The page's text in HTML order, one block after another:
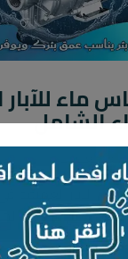
ماء للآبار
الشامل
لا توجد تعليقات
على الآبار العميقة
أصبح غطاس
استخراج